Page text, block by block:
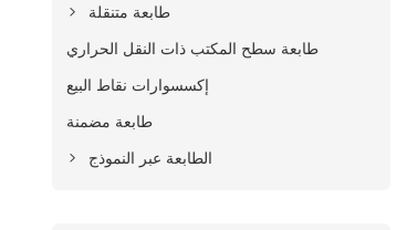
طابعة متنقلة
طابعة سطح المكتب ذات النقل الحراري
إكسسوارات نقاط البيع
طابعة مضمنة
الطابعة عبر النموذج